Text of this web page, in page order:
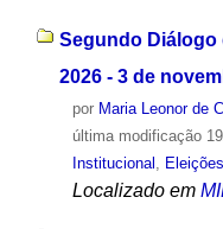
Segundo Diálogo
2026 - 3 de
por Maria Leonor de
última modificação
Institucional
Eleições
Localizado em